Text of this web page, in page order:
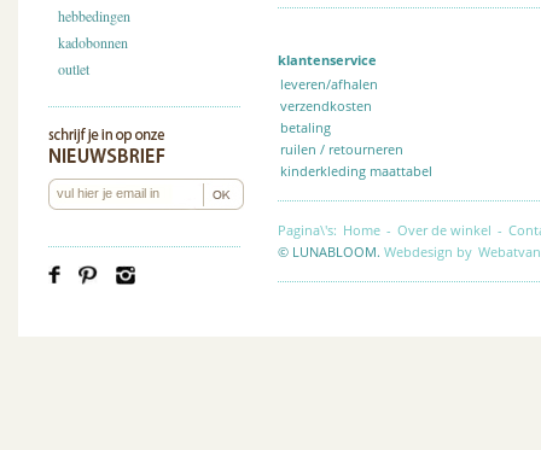
hebbedingen
kadobonnen
outlet
klantenservice
leveren/afhalen
verzendkosten
betaling
ruilen / retourneren
kinderkleding maattabel
Pagina\'s: Home - Over de winkel -
© LUNABLOOM. Webdesign by